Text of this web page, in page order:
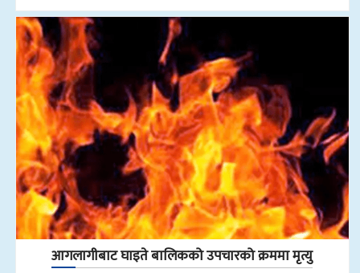
आगलागीबाट घाइते बालिकको उपचारको क्रममा मृत्यु